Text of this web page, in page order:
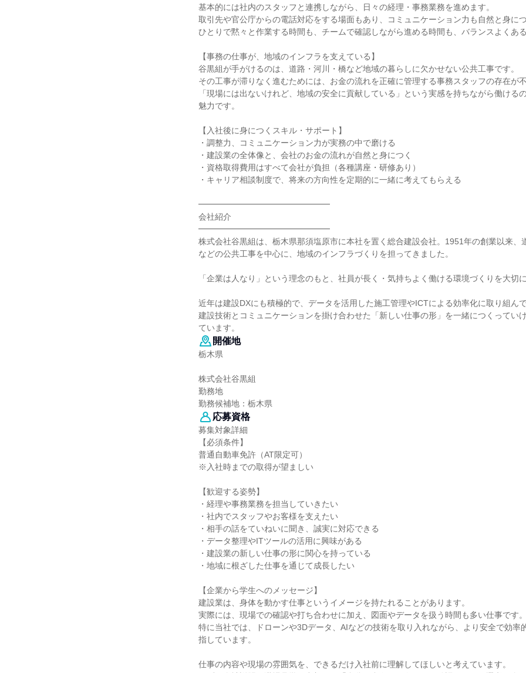
基本的には社内のスタッフと連携しながら、日々の経理・事務業務を進めます。
取引先や官公庁からの電話対応をする場面もあり、コミュニケーション力も自然と身につ
ひとりで黙々と作業する時間も、チームで確認しながら進める時間も、バランスよくある
【事務の仕事が、地域のインフラを支えている】
谷黒組が手がけるのは、道路・河川・橋など地域の暮らしに欠かせない公共工事です。
その工事が滞りなく進むためには、お金の流れを正確に管理する事務スタッフの存在が不
「現場には出ないけれど、地域の安全に貢献している」という実感を持ちながら働ける
魅力です。
【入社後に身につくスキル・サポート】
・調整力、コミュニケーション力が実務の中で磨ける
・建設業の全体像と、会社のお金の流れが自然と身につく
・資格取得費用はすべて会社が負担（各種講座・研修あり）
・キャリア相談制度で、将来の方向性を定期的に一緒に考えてもらえる
━━━━━━━━━━━━━━━━
会社紹介
━━━━━━━━━━━━━━━━
株式会社谷黒組は、栃木県那須塩原市に本社を置く総合建設会社。1951年の創業以来、
などの公共工事を中心に、地域のインフラづくりを担ってきました。
「企業は人なり」という理念のもと、社員が長く・気持ちよく働ける環境づくりを大切
近年は建設DXにも積極的で、データを活用した施工管理やICTによる効率化に取り組んで
建設技術とコミュニケーションを掛け合わせた「新しい仕事の形」を一緒につくってい
ています。
開催地
栃木県
株式会社谷黒組
勤務地
勤務候補地：栃木県
応募資格
募集対象詳細
【必須条件】
普通自動車免許（AT限定可）
※入社時までの取得が望ましい
【歓迎する姿勢】
・経理や事務業務を担当していきたい
・社内でスタッフやお客様を支えたい
・相手の話をていねいに聞き、誠実に対応できる
・データ整理やITツールの活用に興味がある
・建設業の新しい仕事の形に関心を持っている
・地域に根ざした仕事を通じて成長したい
【企業から学生へのメッセージ】
建設業は、身体を動かす仕事というイメージを持たれることがあります。
実際には、現場での確認や打ち合わせに加え、図面やデータを扱う時間も多い仕事です。
特に当社では、ドローンや3Dデータ、AIなどの技術を取り入れながら、より安全で効率
指しています。
仕事の内容や現場の雰囲気を、できるだけ入社前に理解してほしいと考えています。